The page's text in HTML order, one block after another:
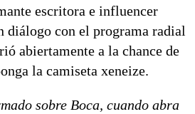
escritora e influencer
diálogo con el programa radial
abiertamente a la chance de
la camiseta xeneize.
sobre Boca, cuando abra